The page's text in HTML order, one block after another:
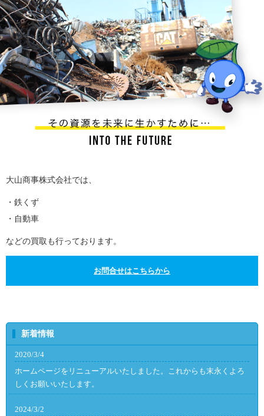
大山商事株式会社では、
・鉄くず
・自動車
などの買取も行っております。
お問合せはこちらから
新着情報
2020/3/4
ホームページをリニューアルいたしました。これからも末永くよろ
しくお願いいたします。
2024/3/2